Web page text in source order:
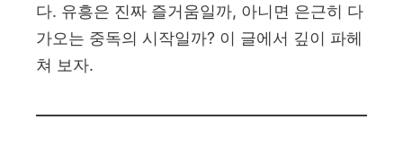
다. 유흥은 진짜 즐거움일까, 아니면 은근히 다
가오는 중독의 시작일까? 이 글에서 깊이 파헤
쳐 보자.